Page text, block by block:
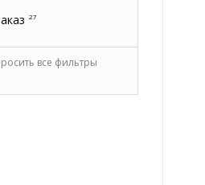
27
все фильтры